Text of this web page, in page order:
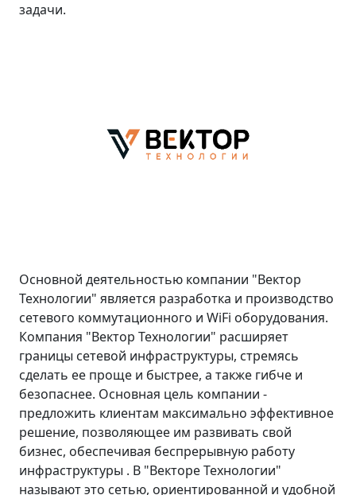
задачи.
Основной деятельностью компании "Вектор
Технологии" является разработка и производство
сетевого коммутационного и WiFi оборудования.
Компания "Вектор Технологии" расширяет
границы сетевой инфраструктуры, стремясь
сделать ее проще и быстрее, а также гибче и
безопаснее. Основная цель компании -
предложить клиентам максимально эффективное
решение, позволяющее им развивать свой
бизнес, обеспечивая беспрерывную работу
инфраструктуры . В "Векторе Технологии"
называют это сетью, ориентированной и удобной